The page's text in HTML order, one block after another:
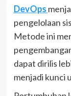
DevOps
pengelolaan
Metode ini
dapat dirilis
menjadi kunci